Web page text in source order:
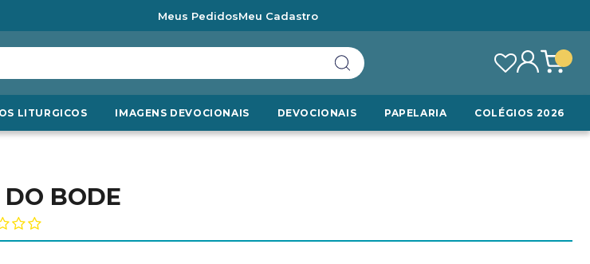
Meus PedidosMeu Cadastro
LITURGICOS IMAGENS DEVOCIONAIS DEVOCIONAIS PAPELARIA COLÉGIOS 2026
DO BODE